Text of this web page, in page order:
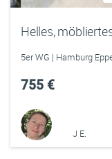
5er WG | Hamburg
755 €
J E.